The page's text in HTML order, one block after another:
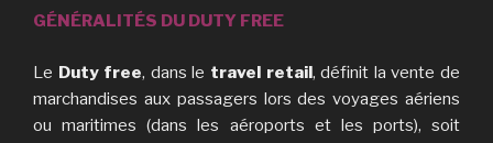
GÉNÉRALITÉS DU DUTY FREE
Le Duty free, dans le travel retail, définit la vente de
marchandises aux passagers lors des voyages aériens
ou maritimes (dans les aéroports et les ports), soit